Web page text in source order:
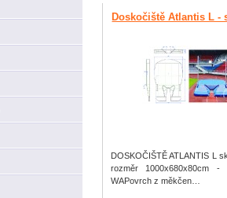
Doskočiště Atlantis L
DOSKOČIŠTĚ ATLANTIS L
rozměr 1000x680x80cm -
WAPovrch z měkčen…